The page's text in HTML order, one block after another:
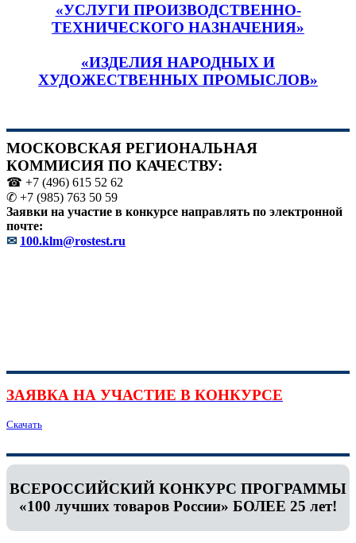
«УСЛУГИ ПРОИЗВОДСТВЕННО-
ТЕХНИЧЕСКОГО НАЗНАЧЕНИЯ»
«ИЗДЕЛИЯ НАРОДНЫХ И
ХУДОЖЕСТВЕННЫХ ПРОМЫСЛОВ»
МОСКОВСКАЯ РЕГИОНАЛЬНАЯ
КОММИСИЯ ПО КАЧЕСТВУ:
☎ +7 (496) 615 52 62
✆ +7 (985) 763 50 59
Заявки на участие в конкурсе направлять по электронной
почте:
✉ 100.klm@rostest.ru
ЗАЯВКА НА УЧАСТИЕ В КОНКУРСЕ
Скачать
ВСЕРОССИЙСКИЙ КОНКУРС ПРОГРАММЫ
«100 лучших товаров России» БОЛЕЕ 25 лет!